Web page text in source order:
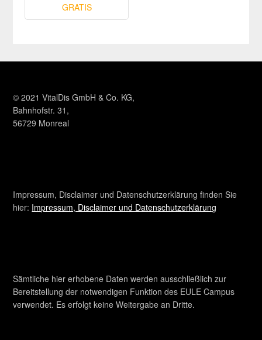
GRATIS
© 2021 VitalDis GmbH & Co. KG,
Bahnhofstr. 31,
56729 Monreal
Impressum, Disclaimer und Datenschutzerklärung finden Sie
hier: Impressum, Disclaimer und Datenschutzerklärung
Sämtliche hier erhobene Daten werden ausschließlich zur
Bereitstellung der notwendigen Funktion des EULE Campus
verwendet. Es erfolgt keine Weitergabe an Dritte.